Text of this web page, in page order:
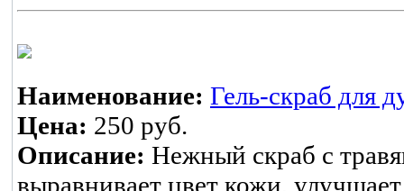
Наименование: Гель-скраб для
Цена: 250 руб.
Описание: Нежный скраб с
выравнивает цвет кожи,